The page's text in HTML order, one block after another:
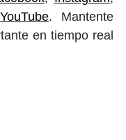
YouTube. Mantente
en tiempo real